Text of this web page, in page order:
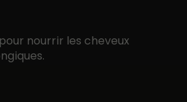
nourrir les cheveux